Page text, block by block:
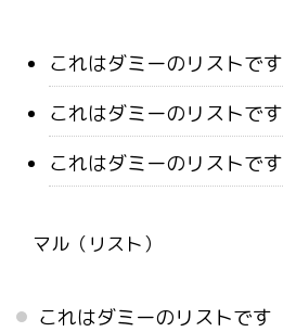
これはダミーのリストです
これはダミーのリストです
これはダミーのリストです
マル（リスト）
これはダミーのリストです